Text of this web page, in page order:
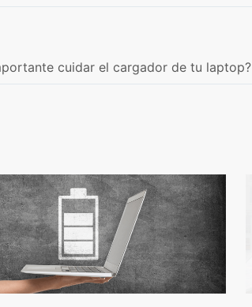
cuidar el cargador de tu laptop?